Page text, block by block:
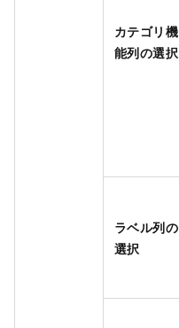
カテゴリ機
能列の選択
ラベル列の
選択